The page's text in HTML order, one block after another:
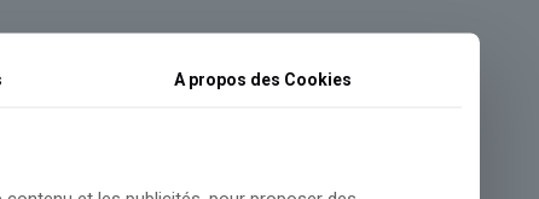
A propos des Cookies